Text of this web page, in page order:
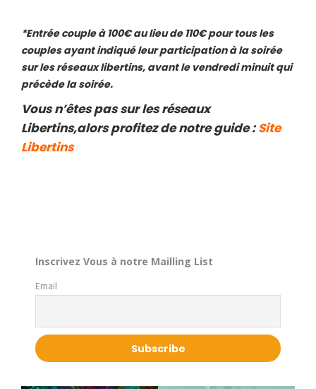
*Entrée couple à 100€ au lieu de 110€ pour tous les
couples ayant indiqué leur participation à la soirée
sur les réseaux libertins, avant le vendredi minuit qui
précède la soirée.
Vous n’êtes pas sur les réseaux
Libertins,alors profitez de notre guide :Site
Libertins
Inscrivez Vous à notre Mailling List
Email